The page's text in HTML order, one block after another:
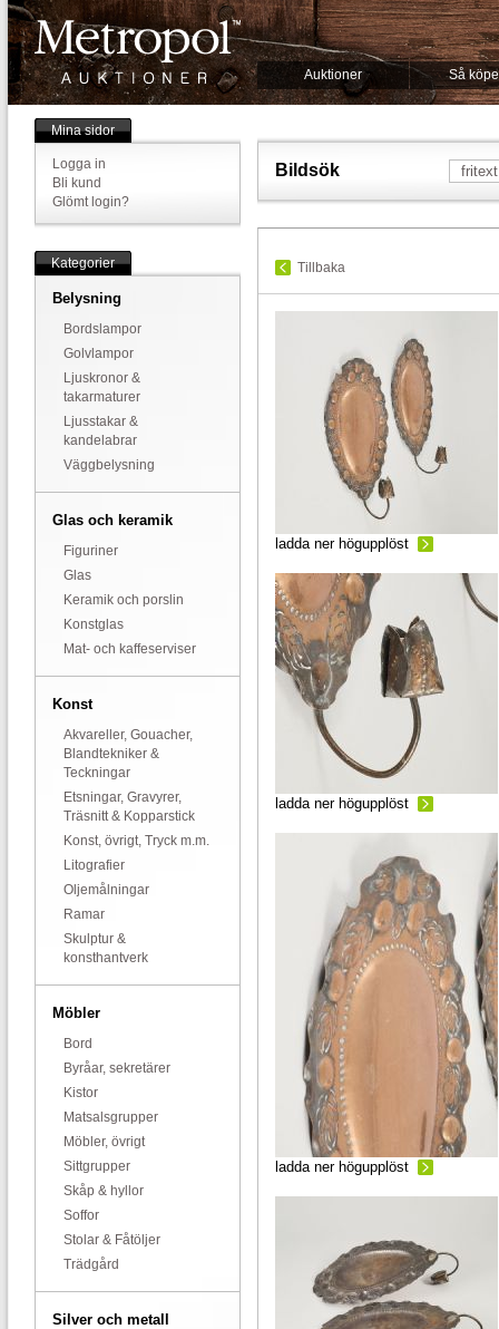
Auktioner Så
Mina sidor
Logga in
Bli kund
Glömt login?
Kategorier
Belysning
Bordslampor
Golvlampor
Ljuskronor &
takarmaturer
Ljusstakar &
kandelabrar
Väggbelysning
Glas och keramik
Figuriner
Glas
Keramik och porslin
Konstglas
Mat- och kaffeserviser
Konst
Akvareller, Gouacher,
Blandtekniker &
Teckningar
Etsningar, Gravyrer,
Träsnitt & Kopparstick
Konst, övrigt, Tryck m.m.
Litografier
Oljemålningar
Ramar
Skulptur &
konsthantverk
Möbler
Bord
Byråar, sekretärer
Kistor
Matsalsgrupper
Möbler, övrigt
Sittgrupper
Skåp & hyllor
Soffor
Stolar & Fåtöljer
Trädgård
Silver och metall
Bildsök
Tillbaka
ladda ner högupplöst
ladda ner högupplöst
ladda ner högupplöst